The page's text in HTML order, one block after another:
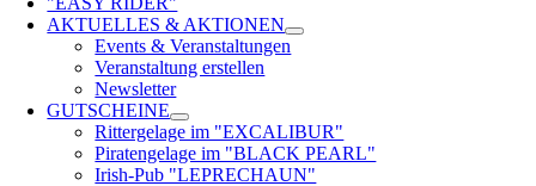
AKTUELLES & AKTIONEN
Events & Veranstaltungen
Veranstaltung erstellen
Newsletter
GUTSCHEINE
Rittergelage im "EXCALIBUR"
Piratengelage im "BLACK PEARL"
Irish-Pub "LEPRECHAUN"